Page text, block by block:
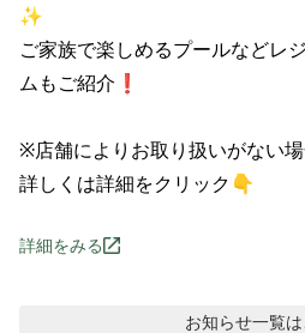
✨
ご家族で楽しめるプールなどレ
ムもご紹介❗
※店舗によりお取り扱いがない場
詳しくは詳細をクリック👇
詳細をみる
お知らせ一覧